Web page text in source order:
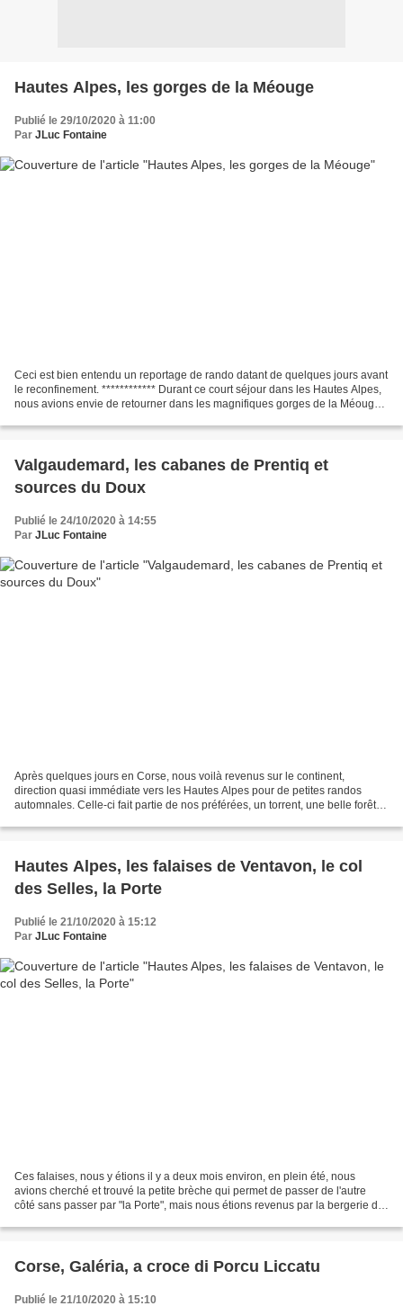
Hautes Alpes, les gorges de la Méouge
Publié le 29/10/2020 à 11:00
Par JLuc Fontaine
Ceci est bien entendu un reportage de rando datant de quelques jours avant
le reconfinement. ************ Durant ce court séjour dans les Hautes Alpes,
nous avions envie de retourner dans les magnifiques gorges de la Méouge
Valgaudemard, les cabanes de Prentiq et
sources du Doux
Publié le 24/10/2020 à 14:55
Par JLuc Fontaine
Après quelques jours en Corse, nous voilà revenus sur le continent,
direction quasi immédiate vers les Hautes Alpes pour de petites randos
automnales. Celle-ci fait partie de nos préférées, un torrent, une belle forêt,
Hautes Alpes, les falaises de Ventavon, le col
des Selles, la Porte
Publié le 21/10/2020 à 15:12
Par JLuc Fontaine
Ces falaises, nous y étions il y a deux mois environ, en plein été, nous
avions cherché et trouvé la petite brèche qui permet de passer de l'autre
côté sans passer par "la Porte", mais nous étions revenus par la bergerie de
Corse, Galéria, a croce di Porcu Liccatu
Publié le 21/10/2020 à 15:10